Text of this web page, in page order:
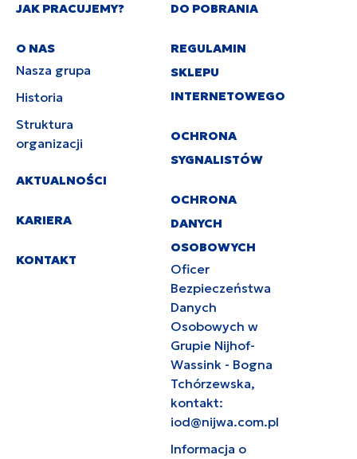
JAK PRACUJEMY?
O NAS
Nasza grupa
Historia
Struktura
organizacji
AKTUALNOŚCI
KARIERA
KONTAKT
DO POBRANIA
REGULAMIN
SKLEPU
INTERNETOWEGO
OCHRONA
SYGNALISTÓW
OCHRONA
DANYCH
OSOBOWYCH
Oficer
Bezpieczeństwa
Danych
Osobowych w
Grupie Nijhof-
Wassink - Bogna
Tchórzewska,
kontakt:
iod@nijwa.com.pl
Informacja o